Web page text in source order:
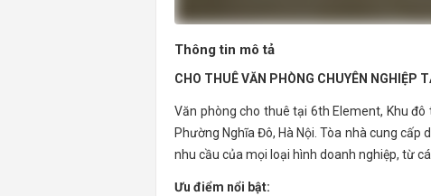
Thông tin mô tả
CHO THUÊ VĂN PHÒNG CHUYÊN NGHIỆP
Văn phòng cho thuê tại 6th Element, Khu
Phường Nghĩa Đô, Hà Nội. Tòa nhà cung
nhu cầu của mọi loại hình doanh nghiệp, từ
Ưu điểm nổi bật: